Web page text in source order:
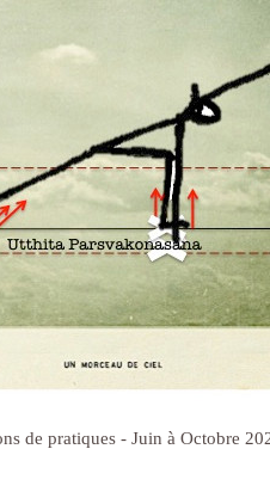
de pratiques - Juin à Octobre